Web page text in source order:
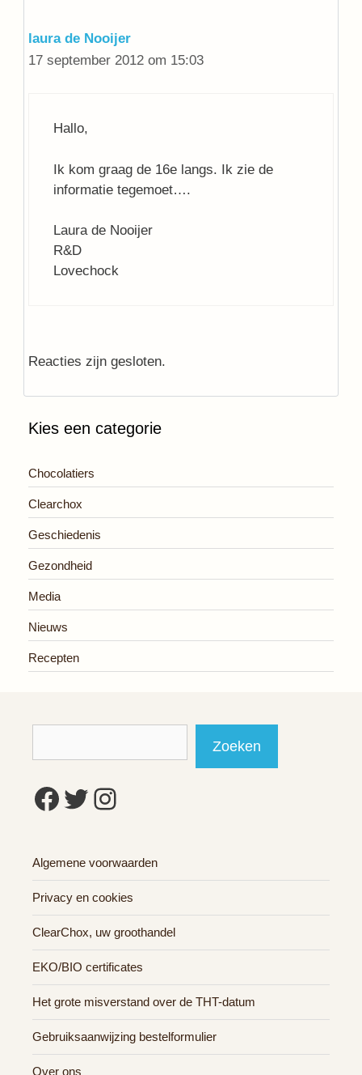
laura de Nooijer
17 september 2012 om 15:03
Hallo,
Ik kom graag de 16e langs. Ik zie de
informatie tegemoet….
Laura de Nooijer
R&D
Lovechock
Reacties zijn gesloten.
Kies een categorie
Chocolatiers
Clearchox
Geschiedenis
Gezondheid
Media
Nieuws
Recepten
Zoeken
Facebook
Twitter
Instagram
Algemene voorwaarden
Privacy en cookies
ClearChox, uw groothandel
EKO/BIO certificates
Het grote misverstand over de THT-datum
Gebruiksaanwijzing bestelformulier
Over ons